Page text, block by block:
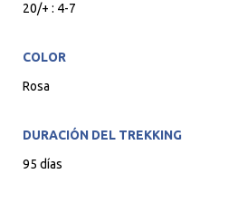
20/+ : 4-7
COLOR
Rosa
DURACIÓN DEL TREKKING
95 días